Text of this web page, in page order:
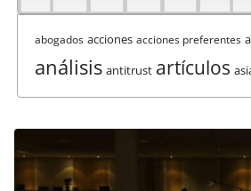
abogados acciones acciones preferentes
análisis antitrust artículos